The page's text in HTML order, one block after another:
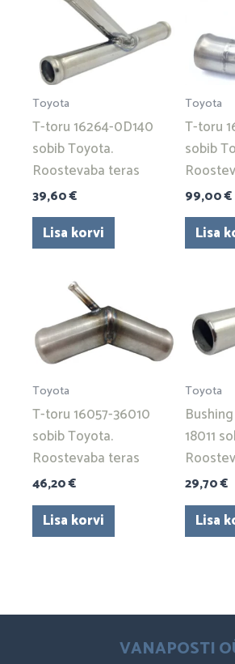
Toyota
T-toru 16264-0D140
sobib Toyota.
Roostevaba teras
39,60€
Lisa korvi
Toyota
T-toru
sobib
99,00€
Lisa
Toyota
T-toru 16057-36010
sobib Toyota.
Roostevaba teras
46,20€
Lisa korvi
Toyota
18011
29,70€
Lisa
VANAPOSTI